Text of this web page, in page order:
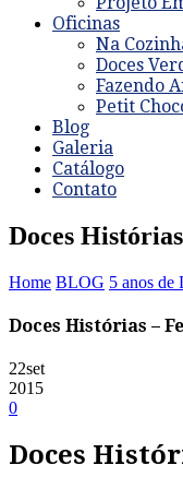
Oficinas
Na
Doces
Fazendo
Petit
Blog
Galeria
Catálogo
Contato
Doces
Home BLOG 5 anos de
Doces Histórias –
22set
2015
0
Doces